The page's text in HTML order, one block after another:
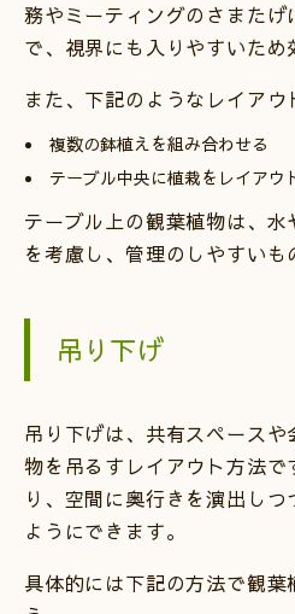
務やミーティングのさまた
で、視界にも入りやすいため
また、下記のようなレイアウ
複数の鉢植えを組み合わせる
テーブル中央に植栽をレイアウ
テーブル上の観葉植物は、
を考慮し、管理のしやすいも
吊り下げ
吊り下げは、共有スペース
物を吊るすレイアウト方法で
り、空間に奥行きを演出し
ようにできます。
具体的には下記の方法で観葉